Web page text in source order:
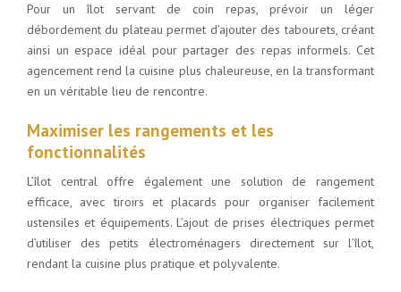
Pour un îlot servant de coin repas, prévoir un léger
débordement du plateau permet d’ajouter des tabourets, créant
ainsi un espace idéal pour partager des repas informels. Cet
agencement rend la cuisine plus chaleureuse, en la transformant
en un véritable lieu de rencontre.
Maximiser les rangements et les
fonctionnalités
L’îlot central offre également une solution de rangement
efficace, avec tiroirs et placards pour organiser facilement
ustensiles et équipements. L’ajout de prises électriques permet
d’utiliser des petits électroménagers directement sur l’îlot,
rendant la cuisine plus pratique et polyvalente.